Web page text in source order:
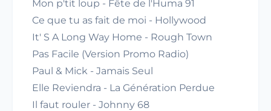
Mon p'tit loup - Fête de l'Huma 91
Ce que tu as fait de moi - Hollywood
It' S A Long Way Home - Rough Town
Pas Facile (Version Promo Radio)
Paul & Mick - Jamais Seul
Elle Reviendra - La Génération Perdue
Il faut rouler - Johnny 68